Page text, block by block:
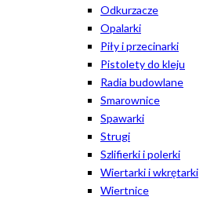
Odkurzacze
Opalarki
Piły i przecinarki
Pistolety do kleju
Radia budowlane
Smarownice
Spawarki
Strugi
Szlifierki i polerki
Wiertarki i wkrętarki
Wiertnice